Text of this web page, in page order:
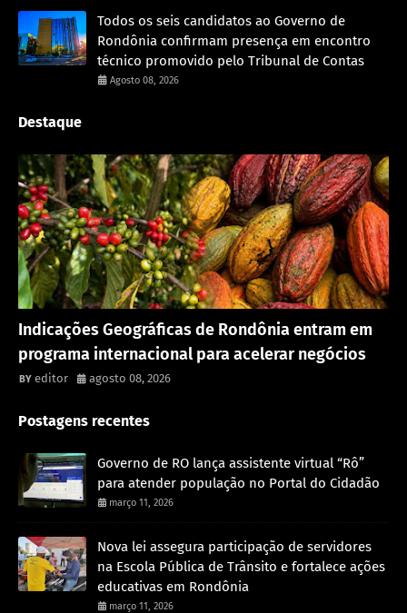
Todos os seis candidatos ao Governo de
Rondônia confirmam presença em encontro
técnico promovido pelo Tribunal de Contas
Agosto 08, 2026
Destaque
Indicações Geográficas de Rondônia entram em
programa internacional para acelerar negócios
editor agosto 08, 2026
Postagens recentes
Governo de RO lança assistente virtual “Rô”
para atender população no Portal do Cidadão
março 11, 2026
Nova lei assegura participação de servidores
na Escola Pública de Trânsito e fortalece ações
educativas em Rondônia
março 11, 2026